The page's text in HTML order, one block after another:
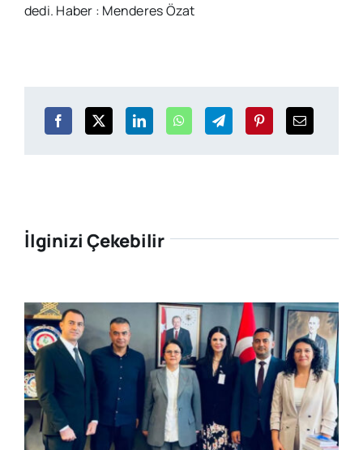
dedi. Haber : Menderes Özat
İlginizi Çekebilir